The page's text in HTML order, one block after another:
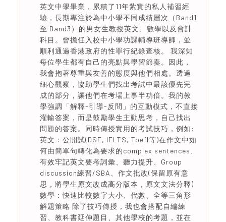
英文中學畢業，累積了11年紮實的私人補習經
驗，長期專注於為中小學不同成績層次（Band1
至 Band3）的男女生教授英文、數學以及會計
科目。曾擔任入校中小學功課輔導班導師，並
順利通過香港政府的性罪行紀錄查核。 我深知
每位學生都有自己的亮點與學習節奏。因此，
我會抱著尊重與友善的態度與他們相處。透過
細心觀察，協助學生們找出考試中最該優先完
成的部分，讓他們在考場上事半功倍。我的教
學強調「解釋-引導-反問」的互動模式，不直接
灌輸答案，而是鼓勵學生主動思考，自己找出
問題的答案。同時傳授實用的考試技巧，例如:
英文：公開試(DSE, IELTS, Toefl等)在作文中如
何由簡單句轉化為要求的complex sentences、
有效牢記英文要考詞彙、聽力提升、Group
discussion練習/SBA、作文批改(保留原有意
思，將學生原文改成高分版本，原文文法分釋)
數學：快速比較數字大小、代數、全等三角形
解題策略 除了技巧傳授，我也會搭配自編練
習、教科書延伸題目、其他學校的考題，並在